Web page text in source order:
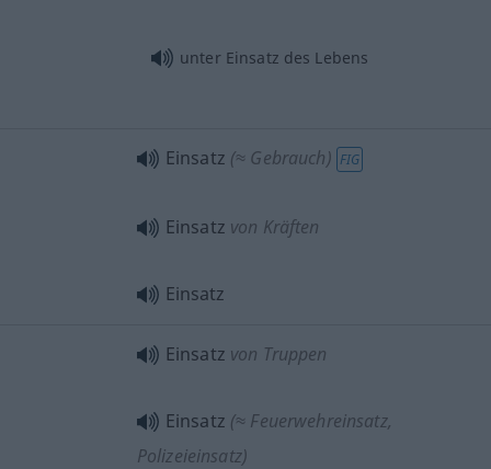
unter Einsatz des Lebens
Einsatz (≈ Gebrauch) FIG
Einsatz von Kräften
Einsatz
Einsatz von Truppen
Einsatz (≈ Feuerwehreinsatz,
Polizeieinsatz)